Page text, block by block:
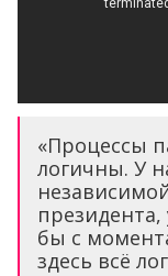
«Процессы
логичны. У
бы с
здесь всё